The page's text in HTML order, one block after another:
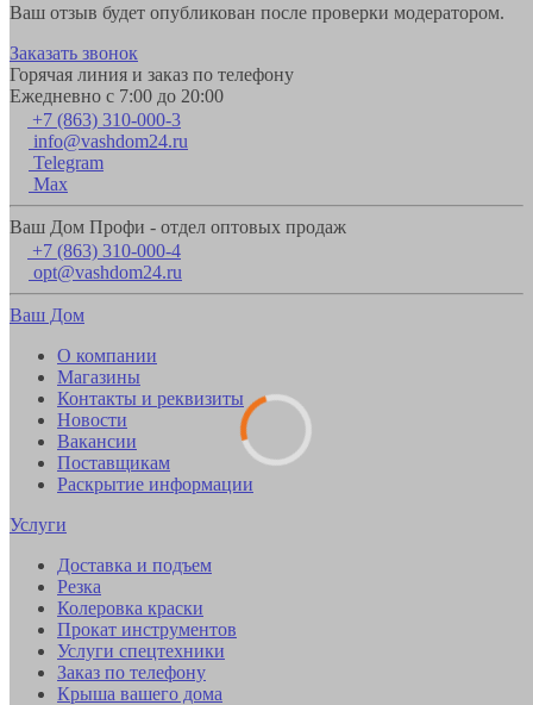
Ваш отзыв будет опубликован после проверки модератором.
Заказать звонок
Горячая линия и заказ по телефону
Ежедневно с 7:00 до 20:00
+7 (863) 310-000-3
info@vashdom24.ru
Telegram
Max
Ваш Дом Профи - отдел оптовых продаж
+7 (863) 310-000-4
opt@vashdom24.ru
Ваш Дом
О компании
Магазины
Контакты и реквизиты
Новости
Вакансии
Поставщикам
Раскрытие информации
Услуги
Доставка и подъем
Резка
Колеровка краски
Прокат инструментов
Услуги спецтехники
Заказ по телефону
Крыша вашего дома